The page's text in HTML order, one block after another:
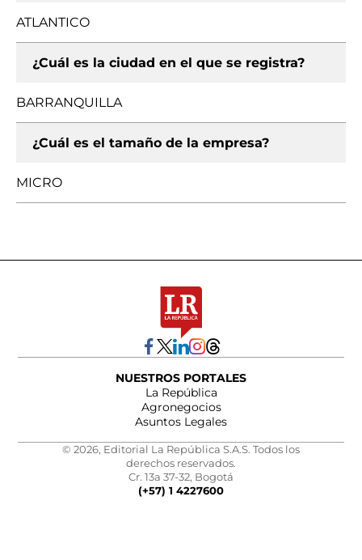
ATLANTICO
¿Cuál es la ciudad en el que se registra?
BARRANQUILLA
¿Cuál es el tamaño de la empresa?
MICRO
NUESTROS PORTALES
La República
Agronegocios
Asuntos Legales
© 2026, Editorial La República S.A.S. Todos los
derechos reservados.
Cr. 13a 37-32, Bogotá
(+57) 1 4227600